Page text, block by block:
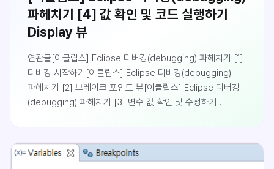
파헤치기 [4] 값 확인 및 코드 실행하기
Display 뷰
연관글[이클립스] Eclipse 디버깅(debugging) 파헤치기 [1]
디버깅 시작하기[이클립스] Eclipse 디버깅(debugging)
파헤치기 [2] 브레이크 포인트 뷰[이클립스] Eclipse 디버깅
(debugging) 파헤치기 [3] 변수 값 확인 및 수정하기
Eclipse 디버깅(debugging) 파헤치기 [5] 디버깅시 코드
실행하기 Inspect 뷰Display 뷰Disaplay 뷰를 이용하면